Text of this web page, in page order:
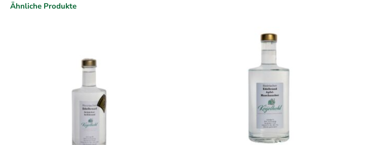
Ähnliche Produkte